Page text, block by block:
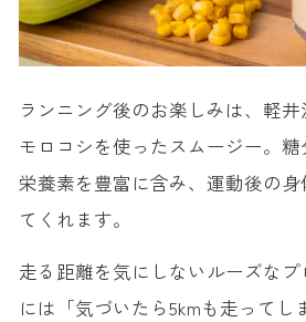
ランニング後のお楽しみは、軽
モロコシを使ったスムージー。
栄養素を豊富に含み、運動後の
てくれます。
走る距離を気にしないルーズな
には「気づいたら5kmも走ってし